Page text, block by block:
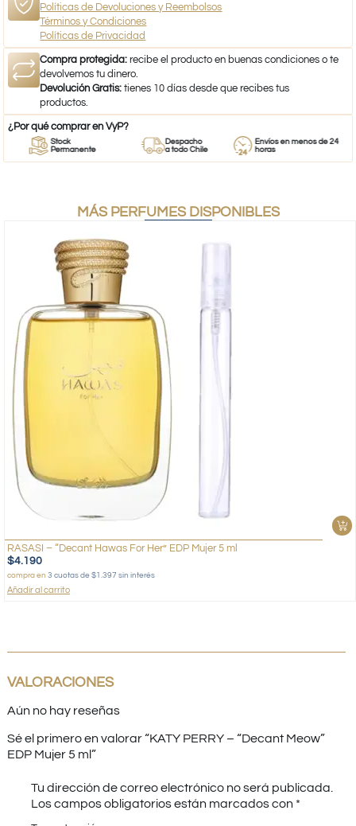
Políticas de Devoluciones y Reembolsos
Términos y Condiciones
Políticas de Privacidad
Compra protegida: recibe el producto en buenas condiciones o te
devolvemos tu dinero.
Devolución Gratis: tienes 10 días desde que recibes tus
productos.
¿Por qué comprar en VyP?
Stock
Permanente
Despacho
a todo Chile
Envíos en menos de 24
horas
MÁS PERFUMES DISPONIBLES
RASASI – “Decant Hawas For Her” EDP Mujer 5 ml
$4.190
compra en 3 cuotas de $1.397 sin interés
Añadir al carrito
VALORACIONES
Aún no hay reseñas
Sé el primero en valorar “KATY PERRY – “Decant Meow”
EDP Mujer 5 ml”
Tu dirección de correo electrónico no será publicada.
Los campos obligatorios están marcados con *